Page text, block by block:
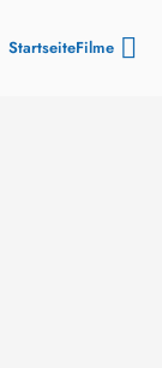
StartseiteFilme